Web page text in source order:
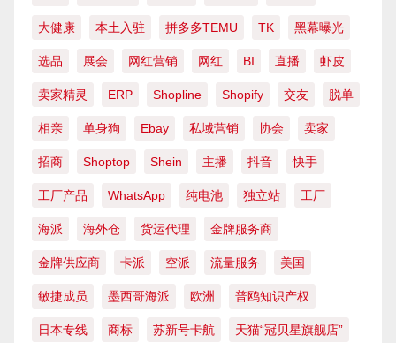
大健康 本土入驻 拼多多TEMU TK 黑幕曝光
选品 展会 网红营销 网红 BI 直播 虾皮
卖家精灵 ERP Shopline Shopify 交友 脱单
相亲 单身狗 Ebay 私域营销 协会 卖家
招商 Shoptop Shein 主播 抖音 快手
工厂产品 WhatsApp 纯电池 独立站 工厂
海派 海外仓 货运代理 金牌服务商
金牌供应商 卡派 空派 流量服务 美国
敏捷成员 墨西哥海派 欧洲 普鸥知识产权
日本专线 商标 苏新号卡航 天猫“冠贝星旗舰店”